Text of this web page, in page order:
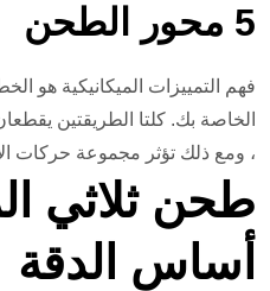
5 محور الطحن
فهم التمييزات الميكانيكية هو
الخاصة بك. كلتا الطريقتين
، ومع ذلك تؤثر مجموعة حركات
طحن ثلاثي
أساس الدقة